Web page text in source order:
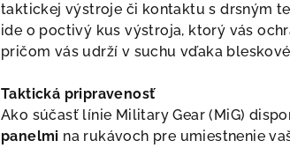
taktickej výstroje či kontaktu s drsným
ide o poctivý kus výstroja, ktorý vás
pričom vás udrží v suchu vďaka
Taktická pripravenosť
Ako súčasť línie Military Gear (MiG)
panelmi na rukávoch pre umiestnenie